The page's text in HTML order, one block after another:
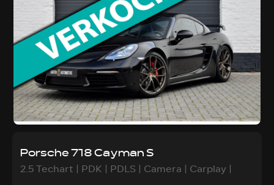
Porsche 718 Cayman S
2.5 Techart | PDK | PDLS | Camera | Carplay |